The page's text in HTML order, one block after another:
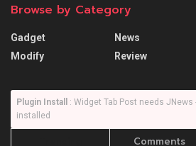
Browse by Category
Gadget
Modify
News
Review
Plugin Install
: Widget Tab Post needs JNews
installed
Comments